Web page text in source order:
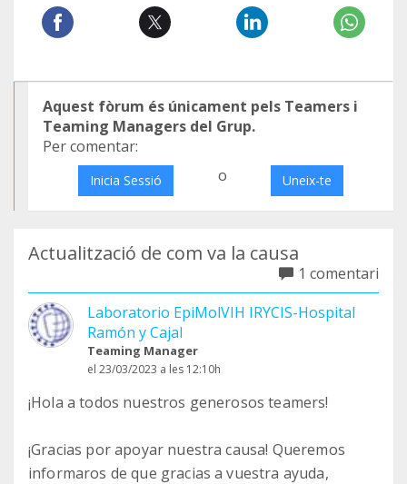
Aquest fòrum és únicament pels Teamers i
Teaming Managers del Grup.
Per comentar:
Inicia Sessió o Uneix-te
Actualització de com va la causa
1 comentari
Laboratorio EpiMolVIH IRYCIS-Hospital
Ramón y Cajal
Teaming Manager
el 23/03/2023 a les 12:10h
¡Hola a todos nuestros generosos teamers!
¡Gracias por apoyar nuestra causa! Queremos
informaros de que gracias a vuestra ayuda,